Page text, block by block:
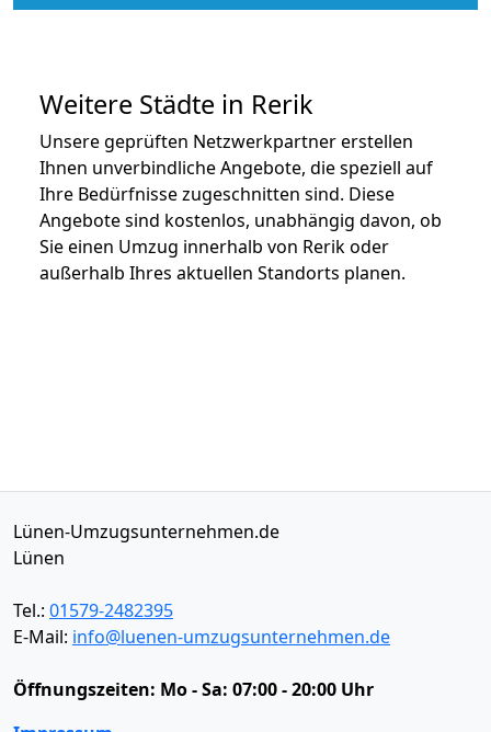
Weitere Städte in Rerik
Unsere geprüften Netzwerkpartner erstellen
Ihnen unverbindliche Angebote, die speziell auf
Ihre Bedürfnisse zugeschnitten sind. Diese
Angebote sind kostenlos, unabhängig davon, ob
Sie einen Umzug innerhalb von Rerik oder
außerhalb Ihres aktuellen Standorts planen.
Lünen-Umzugsunternehmen.de
Lünen
Tel.: 01579-2482395
E-Mail: info@luenen-umzugsunternehmen.de
Öffnungszeiten: Mo - Sa: 07:00 - 20:00 Uhr